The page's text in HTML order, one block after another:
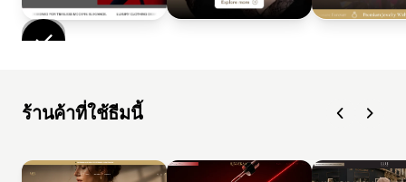
ร้านค้าที่ใช้ธีมนี้